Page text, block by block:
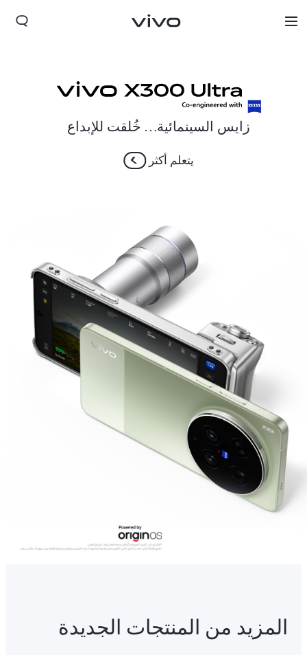
زايس السينمائية… خُلقت للإبداع
يتعلم أكثر
المزيد من المنتجات الجديدة